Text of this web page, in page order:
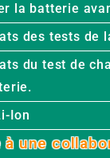
la batterie
des tests de
du test de
Ion
une